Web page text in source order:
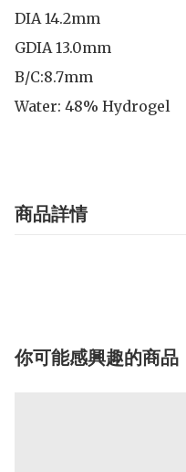
DIA 14.2mm
GDIA 13.0mm
B/C:8.7mm
Water: 48% Hydrogel
商品詳情
你可能感興趣的商品